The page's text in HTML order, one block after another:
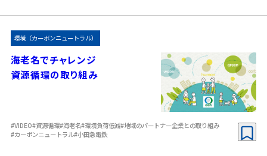
環境（カーボンニュートラル）
海老名でチャレンジ
資源循環の取り組み
#VIDEO#資源循環#海老名#環境負荷低減#地域のパートナー企業との取り組み
#カーボンニュートラル#小田急電鉄